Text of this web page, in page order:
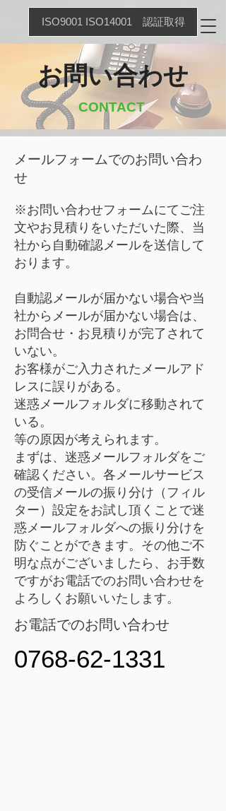
ISO9001 ISO14001 認証取得
お問い合わせ
CONTACT
メールフォームでのお問い合わ
せ
※お問い合わせフォームにてご注
文やお見積りをいただいた際、当
社から自動確認メールを送信して
おります。
自動認メールが届かない場合や当
社からメールが届かない場合は、
お問合せ・お見積りが完了されて
いない。
お客様がご入力されたメールアド
レスに誤りがある。
迷惑メールフォルダに移動されて
いる。
等の原因が考えられます。
まずは、迷惑メールフォルダをご
確認ください。各メールサービス
の受信メールの振り分け（フィル
ター）設定をお試し頂くことで迷
惑メールフォルダへの振り分けを
防ぐことができます。​その他ご不
明な点がございましたら、お手数
ですがお電話でのお問い合わせを
よろしくお願いいたします。
お電話でのお問い合わせ
0768-62-1331